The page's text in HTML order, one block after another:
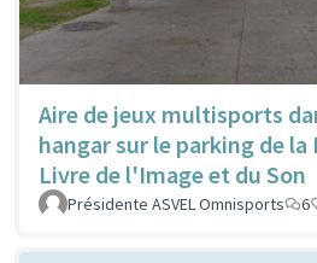
Aire de jeux multisports
hangar sur le parking de la
Livre de l'Image et du Son
Présidente ASVEL Omnisports 6